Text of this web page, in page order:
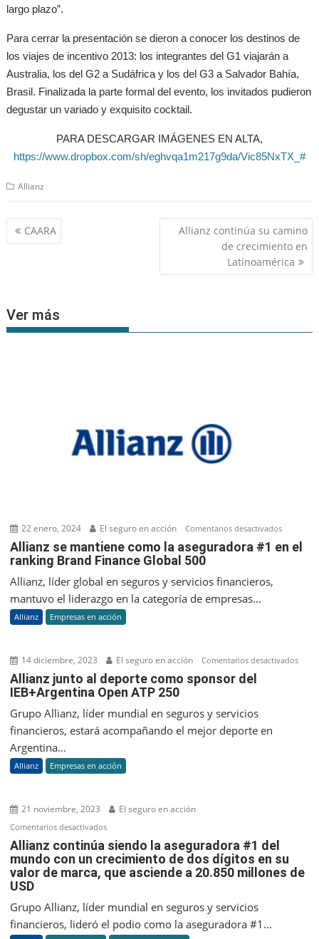
largo plazo”.
Para cerrar la presentación se dieron a conocer los destinos de
los viajes de incentivo 2013: los integrantes del G1 viajarán a
Australia, los del G2 a Sudáfrica y los del G3 a Salvador Bahía,
Brasil. Finalizada la parte formal del evento, los invitados pudieron
degustar un variado y exquisito cocktail.
PARA DESCARGAR IMÁGENES EN ALTA,
https://www.dropbox.com/sh/eghvqa1m217g9da/Vic85NxTX_#
Allianz
Navegación
de
CAARA
Allianz continúa su camino
de crecimiento en
Latinoamérica
Ver más
22 enero, 2024 El seguro en acción Comentarios desactivadosen
Allianz
Allianz se mantiene como la aseguradora #1 en el
ranking Brand Finance Global 500
Allianz, líder global en seguros y servicios financieros,
mantuvo el liderazgo en la categoría de empresas...
Allianz Empresas en acción
14 diciembre, 2023 El seguro en acción Comentarios desactivadosen
Allianz junto al deporte como sponsor del
IEB+Argentina Open ATP 250
Grupo Allianz, líder mundial en seguros y servicios
financieros, estará acompañando el mejor deporte en
Argentina...
Allianz Empresas en acción
21 noviembre, 2023 El seguro en acción
Comentarios desactivadosen
Allianz
continúa
siendo
aseguradora
#1
del
Allianz continúa siendo la aseguradora #1 del
mundo con un crecimiento de dos dígitos en su
valor de marca, que asciende a 20.850 millones de
USD
Grupo Allianz, líder mundial en seguros y servicios
financieros, lideró el podio como la aseguradora #1...